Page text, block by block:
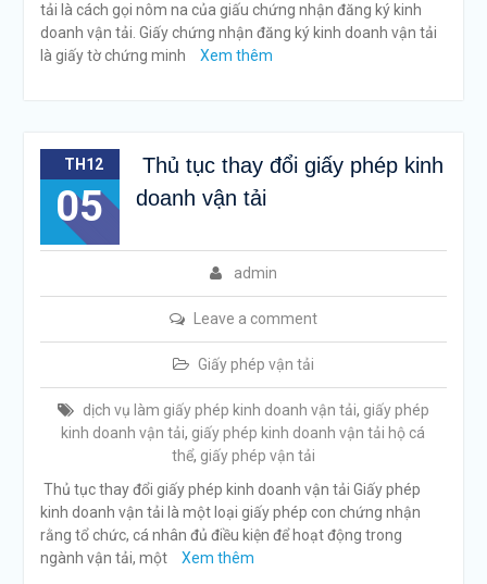
tải là cách gọi nôm na của giấu chứng nhận đăng ký kinh
doanh vận tải. Giấy chứng nhận đăng ký kinh doanh vận tải
là giấy tờ chứng minh
Xem thêm
TH12
05
Thủ tục thay đổi giấy phép kinh
doanh vận tải
admin
Leave a comment
Giấy phép vận tải
dịch vụ làm giấy phép kinh doanh vận tải, giấy phép
kinh doanh vận tải, giấy phép kinh doanh vận tải hộ cá
thể, giấy phép vận tải
Thủ tục thay đổi giấy phép kinh doanh vận tải Giấy phép
kinh doanh vận tải là một loại giấy phép con chứng nhận
rằng tổ chức, cá nhân đủ điều kiện để hoạt động trong
ngành vận tải, một
Xem thêm